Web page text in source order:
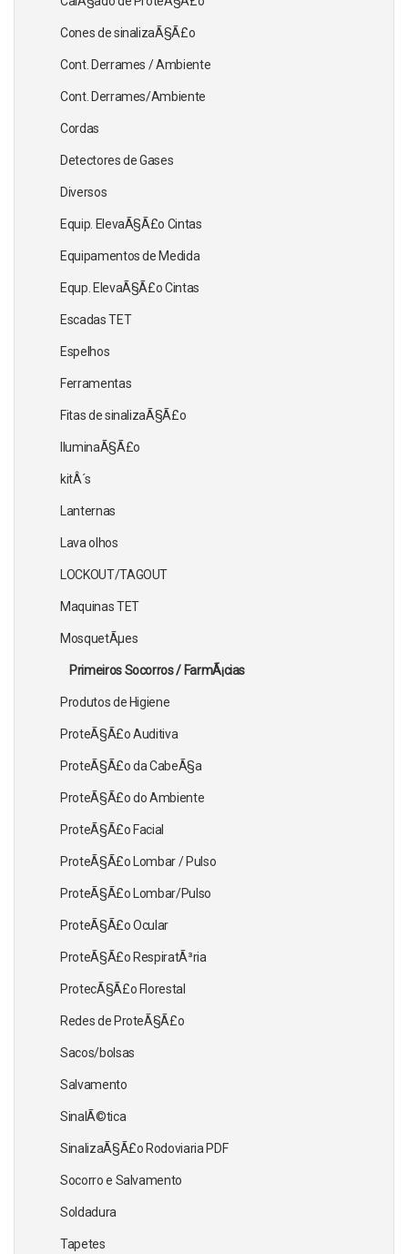
Cones de sinalizaÃ§Ã£o
Cont. Derrames / Ambiente
Cont. Derrames/Ambiente
Cordas
Detectores de Gases
Diversos
Equip. ElevaÃ§Ã£o Cintas
Equipamentos de Medida
Equp. ElevaÃ§Ã£o Cintas
Escadas TET
Espelhos
Ferramentas
Fitas de sinalizaÃ§Ã£o
IluminaÃ§Ã£o
kitÂ´s
Lanternas
Lava olhos
LOCKOUT/TAGOUT
Maquinas TET
MosquetÃµes
Primeiros Socorros / FarmÃ¡cias
Produtos de Higiene
ProteÃ§Ã£o Auditiva
ProteÃ§Ã£o da CabeÃ§a
ProteÃ§Ã£o do Ambiente
ProteÃ§Ã£o Facial
ProteÃ§Ã£o Lombar / Pulso
ProteÃ§Ã£o Lombar/Pulso
ProteÃ§Ã£o Ocular
ProteÃ§Ã£o RespiratÃ³ria
ProtecÃ§Ã£o Florestal
Redes de ProteÃ§Ã£o
Sacos/bolsas
Salvamento
SinalÃ©tica
SinalizaÃ§Ã£o Rodoviaria PDF
Socorro e Salvamento
Soldadura
Tapetes